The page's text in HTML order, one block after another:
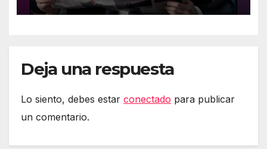
Deja una respuesta
Lo siento, debes estar conectado para publicar
un comentario.